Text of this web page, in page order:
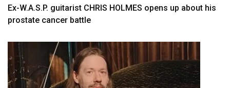
Ex-W.A.S.P. guitarist CHRIS HOLMES opens up about his
prostate cancer battle